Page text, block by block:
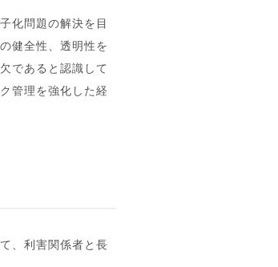
化問題の解決を目
健全性、透明性を
であると認識して
管理を強化した経
、利害関係者と長